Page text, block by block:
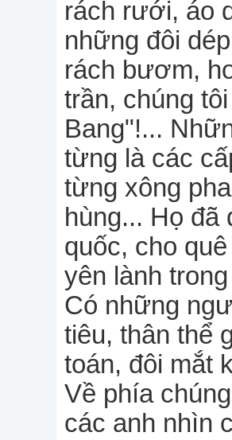
rách rưới, áo
những đôi
rách bươm,
trần, chúng
Bang"!...
từng là các
từng xông
hùng... Họ đã
quốc, cho
yên lành
Có những
tiêu, thân thể
toán, đôi mắt
Về phía
các anh nhìn